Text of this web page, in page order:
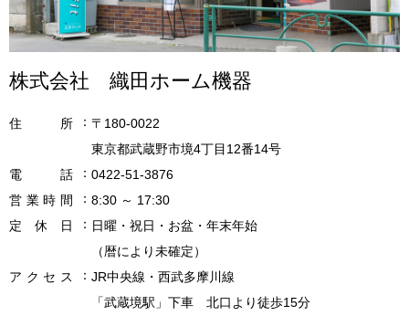
株式会社 織田ホーム機器
住 所
〒180-0022
東京都武蔵野市境4丁目12番14号
電
話
0422-51-3876
営 業 時 間
8:30 ～ 17:30
定
休 日
日曜・祝日・お盆・年末年始
（暦により未確定）
ア ク セ ス
JR中央線・西武多摩川線
「武蔵境駅」下車 北口より徒歩15分